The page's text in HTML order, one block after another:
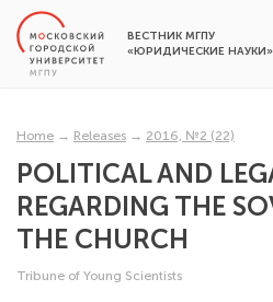
ВЕСТНИК МГПУ
«ЮРИДИЧЕСКИЕ НАУКИ»
Home → Releases → 2016, №2 (22)
POLITICAL AND
REGARDING THE
THE CHURCH
Tribune of Young Scientists